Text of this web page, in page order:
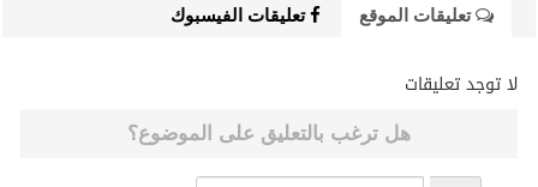
تعليقات الموقع تعليقات الفيسبوك
لا توجد تعليقات
هل ترغب بالتعليق على الموضوع؟